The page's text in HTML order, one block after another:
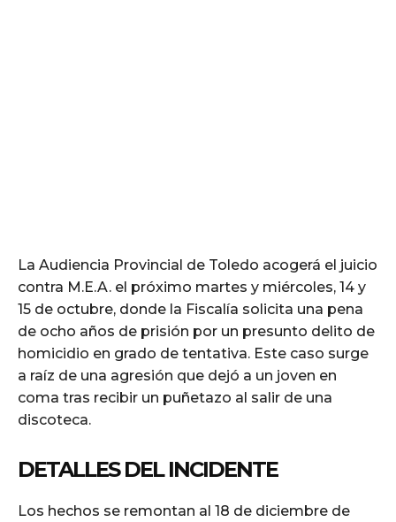
La Audiencia Provincial de Toledo acogerá el juicio
contra M.E.A. el próximo martes y miércoles, 14 y
15 de octubre, donde la Fiscalía solicita una pena
de ocho años de prisión por un presunto delito de
homicidio en grado de tentativa. Este caso surge
a raíz de una agresión que dejó a un joven en
coma tras recibir un puñetazo al salir de una
discoteca.
DETALLES DEL INCIDENTE
Los hechos se remontan al 18 de diciembre de